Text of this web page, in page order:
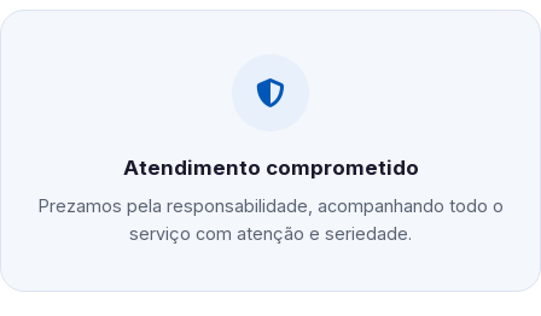
Atendimento comprometido
Prezamos pela responsabilidade, acompanhando todo o
serviço com atenção e seriedade.